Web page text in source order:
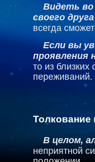
Видеть во
своего друга
всегда
Если вы
проявления
то из
переживаний.
Толкование
В целом,
неприятной